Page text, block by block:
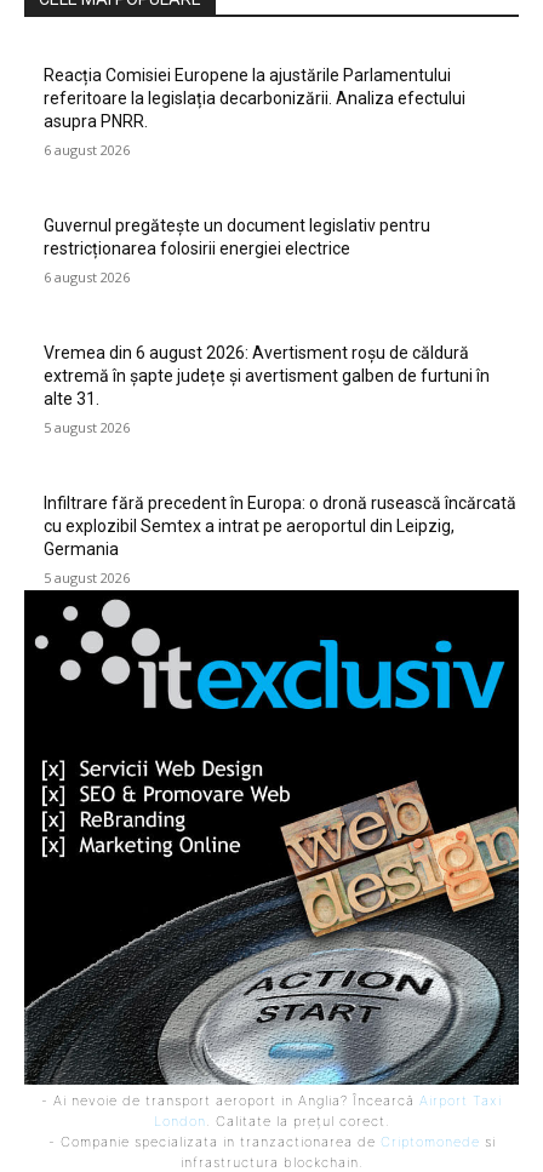
Reacția Comisiei Europene la ajustările Parlamentului
referitoare la legislația decarbonizării. Analiza efectului
asupra PNRR.
6 august 2026
Guvernul pregătește un document legislativ pentru
restricționarea folosirii energiei electrice
6 august 2026
Vremea din 6 august 2026: Avertisment roșu de căldură
extremă în șapte județe și avertisment galben de furtuni în
alte 31.
5 august 2026
Infiltrare fără precedent în Europa: o dronă rusească încărcată
cu explozibil Semtex a intrat pe aeroportul din Leipzig,
Germania
5 august 2026
- Ai nevoie de transport aeroport in Anglia? Încearcă Airport Taxi
London . Calitate la prețul corect.
- Companie specializata in tranzactionarea de Criptomonede si
infrastructura blockchain.